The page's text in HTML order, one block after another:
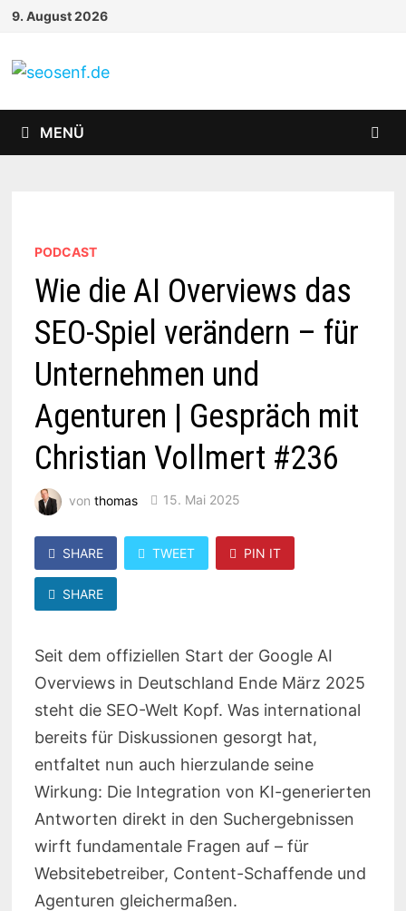
Zurück
Inhalt
9. August 2026
MENÜ
PODCAST
Wie die AI Overviews das
SEO-Spiel verändern – für
Unternehmen und
Agenturen | Gespräch mit
Christian Vollmert #236
von thomas 15. Mai 2025
SHARE TWEET PIN IT
SHARE
Seit dem offiziellen Start der Google AI
Overviews in Deutschland Ende März 2025
steht die SEO-Welt Kopf. Was international
bereits für Diskussionen gesorgt hat,
entfaltet nun auch hierzulande seine
Wirkung: Die Integration von KI-generierten
Antworten direkt in den Suchergebnissen
wirft fundamentale Fragen auf – für
Websitebetreiber, Content-Schaffende und
Agenturen gleichermaßen.